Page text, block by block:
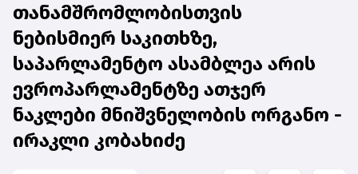
თანამშრომლობისთვის
ნებისმიერ საკითხზე,
საპარლამენტო ასამბლეა არის
ევროპარლამენტზე ათჯერ
ნაკლები მნიშვნელობის ორგანო -
ირაკლი კობახიძე